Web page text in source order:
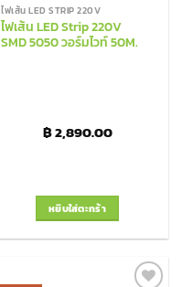
ไฟเส้น LED STRIP 220V
ไฟเส้น LED Strip 220V
SMD 5050 วอร์มไวท์ 50M.
฿2,890.00
หยิบใส่ตะกร้า